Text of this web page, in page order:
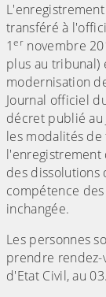
transféré à
1ernovembre
plus au tribunal)
modernisation
Journal officiel
décret publié au
les modalités
l'enregistrement
des dissolutions
compétence
inchangée.
Les personnes
prendre rendez-
d'Etat Civil, au